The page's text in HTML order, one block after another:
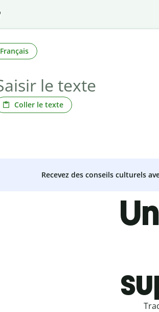
Coller le texte
Français
Recevez des conseils culturels